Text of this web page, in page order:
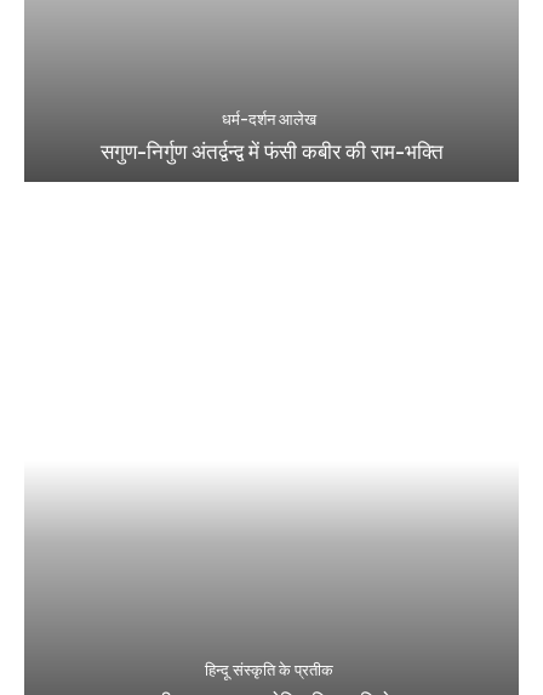
धर्म-दर्शन आलेख
सगुण-निर्गुण अंतर्द्वन्द्व में फंसी कबीर की राम-भक्ति
हिन्दू संस्कृति के प्रतीक